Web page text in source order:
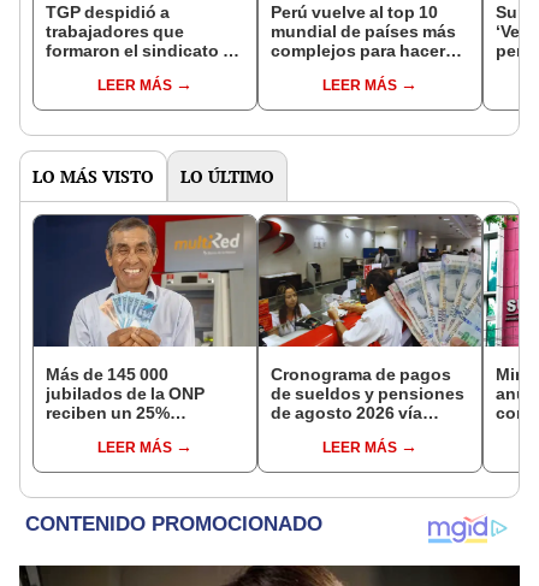
TGP despidió a
trabajadores que
formaron el sindicato de
LEER MÁS
Perú vuelve al top 10
mundial de países más
complejos para hacer
Group: ¿a qué países
supera?
LEER MÁS
LO MÁS VISTO LO ÚLTIMO
Más de 145 000
jubilados de la ONP
reciben un 25%
en agostoLEER MÁS
Cronograma de pagos
de sueldos y pensiones
de agosto 2026 vía
conoce las fechas de
depósito
LEER MÁS